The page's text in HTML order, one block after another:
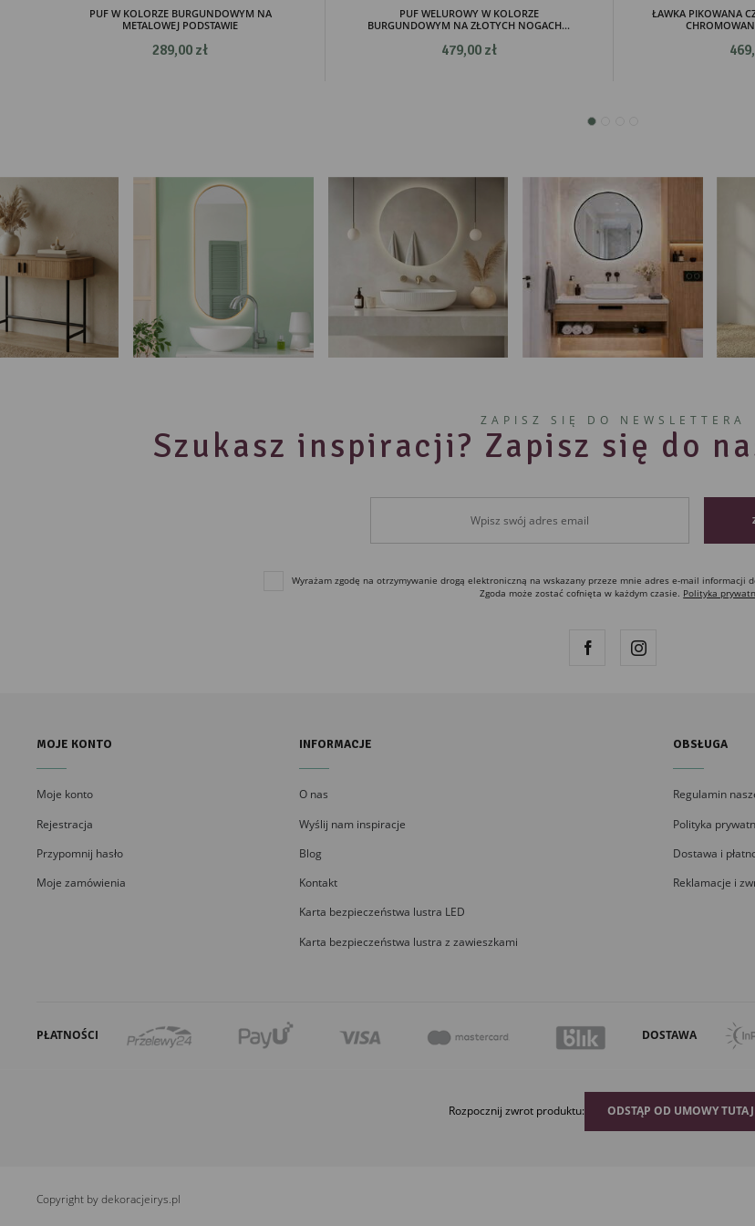
PUF W KOLORZE BURGUNDOWYM NA
METALOWEJ PODSTAWIE
289,00 zł
PUF WELUROWY W KOLORZE
BURGUNDOWYM NA ZŁOTYCH NOGACH...
479,00 zł
ŁAWKA PIKOWANA
ZAPISZ SIĘ DO NEWSLETTERA
Szukasz inspiracji? Zapisz się do
Wyrażam zgodę na otrzymywanie drogą elektroniczną na wskazany przeze mnie adres e-mail informacji
Zgoda może zostać cofnięta w każdym czasie. Polityka
MOJE KONTO
Moje konto
Rejestracja
Przypomnij hasło
Moje zamówienia
INFORMACJE
O nas
Wyślij nam inspiracje
Blog
Kontakt
Karta bezpieczeństwa lustra LED
Karta bezpieczeństwa lustra z zawieszkami
OBSŁUGA
Regulamin
Polityka
Dostawa i
Reklamacje i
PŁATNOŚCI DOSTAWA
Rozpocznij zwrot produktu: ODSTĄP OD UMOWY TUTAJ
Copyright by dekoracjeirys.pl